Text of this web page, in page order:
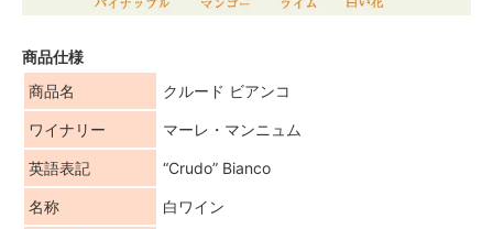
商品仕様
商品名
クルード ビアンコ
ワイナリー マーレ・マンニュム
英語表記 “Crudo” Bianco
名称 白ワイン